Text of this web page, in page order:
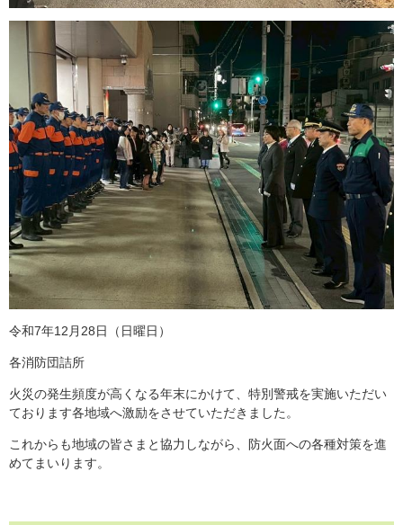
令和7年12月28日（日曜日）
各消防団詰所
火災の発生頻度が高くなる年末にかけて、特別警戒を実施いただい
ております各地域へ激励をさせていただきました。
これからも地域の皆さまと協力しながら、防火面への各種対策を進
めてまいります。​